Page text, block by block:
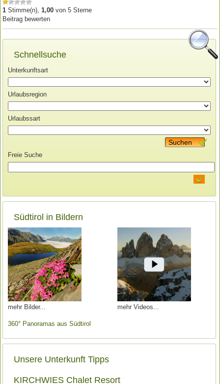
1 Stimme(n),1,00 von5 Sterne
Beitrag bewerten
Schnellsuche
Unterkunftsart
Urlaubsregion
Urlaubssart
Suchen
Freie Suche
Südtirol in Bildern
mehr Bilder mehr Videos
360° Panoramas aus Südtirol
Unsere Unterkunft Tipps
KIRCHWIES Chalet Resort